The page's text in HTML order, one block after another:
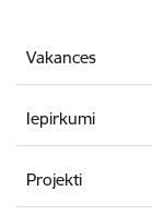
Vakances
Iepirkumi
Projekti